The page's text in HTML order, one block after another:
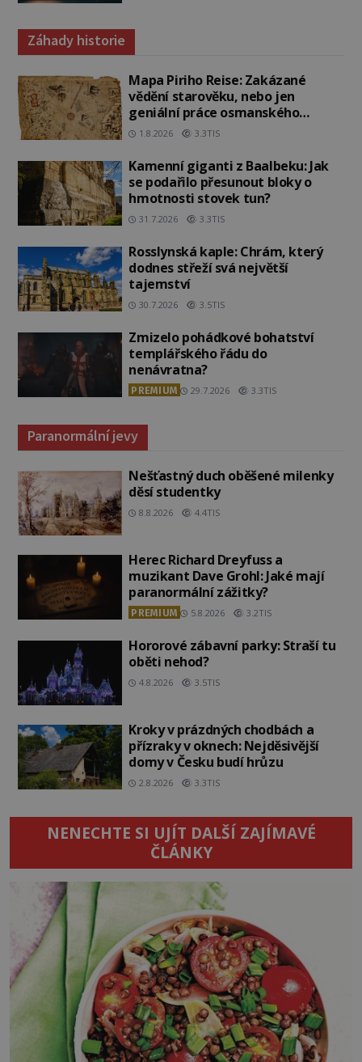
Záhady historie
Mapa Piriho Reise: Zakázané
vědění starověku, nebo jen
geniální práce osmanského
admirála?
1.8.2026 3.3TIS
Kamenní giganti z Baalbeku: Jak
se podařilo přesunout bloky o
hmotnosti stovek tun?
31.7.2026 3.3TIS
Rosslynská kaple: Chrám, který
dodnes střeží svá největší
tajemství
30.7.2026 3.5TIS
Zmizelo pohádkové bohatství
templářského řádu do
nenávratna?
PREMIUM 29.7.2026 3.3TIS
Paranormální jevy
Nešťastný duch oběšené milenky
děsí studentky
8.8.2026 4.4TIS
Herec Richard Dreyfuss a
muzikant Dave Grohl: Jaké mají
paranormální zážitky?
PREMIUM 5.8.2026 3.2TIS
Hororové zábavní parky: Straší tu
oběti nehod?
4.8.2026 3.5TIS
Kroky v prázdných chodbách a
přízraky v oknech: Nejděsivější
domy v Česku budí hrůzu
2.8.2026 3.3TIS
NENECHTE SI UJÍT DALŠÍ ZAJÍMAVÉ
ČLÁNKY